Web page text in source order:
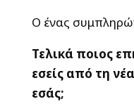
Ο ένας
Τελικά ποιος
εσείς από τη
εσάς;